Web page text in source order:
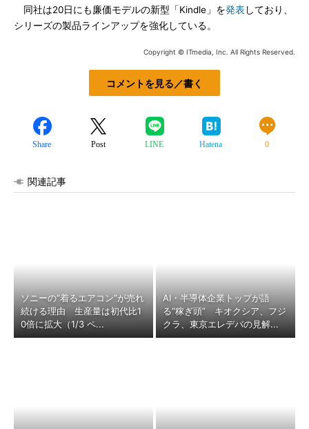
同社は20日にも廉価モデルの新型「Kindle」を発表しており、
シリーズの製品ラインアップを強化している。
Copyright © ITmedia, Inc. All Rights Reserved.
コメントを見る／書く
Share Post LINE Hatena 0
関連記事
ソニーの“着るエアコン”が売れ
続ける理由 生産量は初代比1
0倍に拡大（1/3 ペ...
AI・半導体企業トップが語
る“稼ぎ頭” キオクシア、フジ
クラ、東京エレデバの見解...